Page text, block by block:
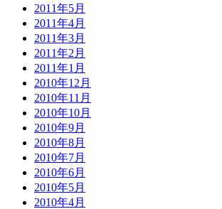
2011年5月
2011年4月
2011年3月
2011年2月
2011年1月
2010年12月
2010年11月
2010年10月
2010年9月
2010年8月
2010年7月
2010年6月
2010年5月
2010年4月